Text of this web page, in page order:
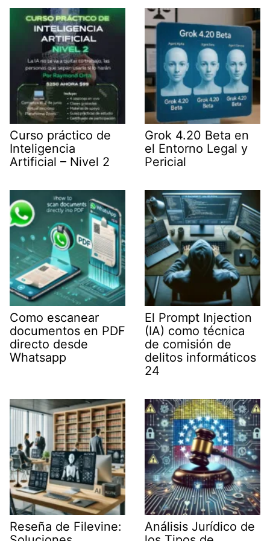
e
r
)
n
p
m
Curso práctico de
Inteligencia
Artificial – Nivel 2
Grok 4.20 Beta en
el Entorno Legal y
Pericial
Como escanear
documentos en PDF
directo desde
Whatsapp
El Prompt Injection
(IA) como técnica
de comisión de
delitos informáticos
24
Reseña de Filevine:
Análisis Jurídico de